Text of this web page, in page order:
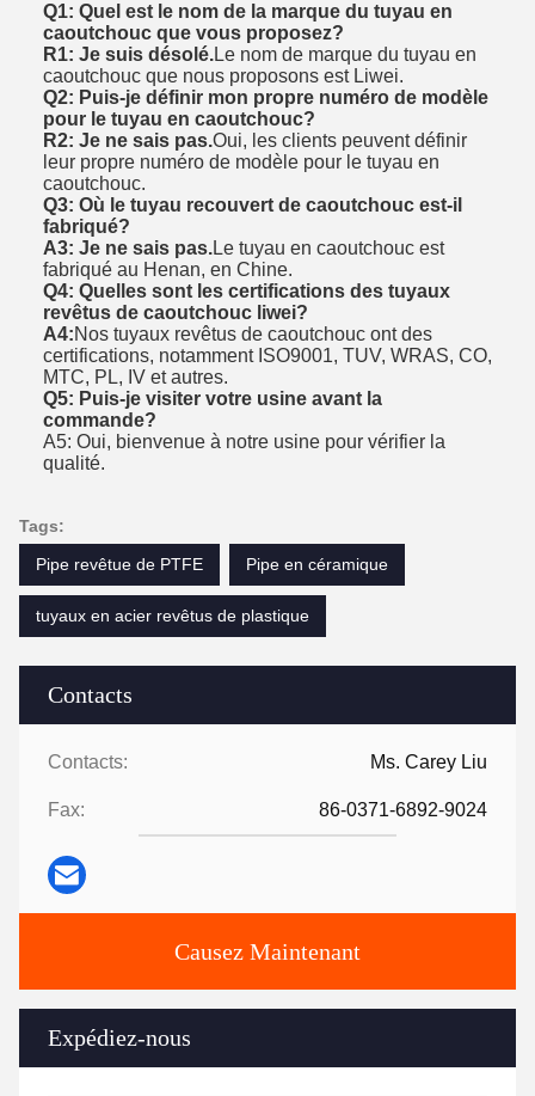
Contacts
Contacts: Ms. Carey Liu
Fax: 86-0371-6892-9024
Causez Maintenant
Expédiez-nous
Q1: Quel est le nom de la marque du tuyau en
caoutchouc que vous proposez?
R1: Je suis désolé.Le nom de marque du tuyau en
caoutchouc que nous proposons est Liwei.
Q2: Puis-je définir mon propre numéro de modèle
pour le tuyau en caoutchouc?
R2: Je ne sais pas.Oui, les clients peuvent définir
leur propre numéro de modèle pour le tuyau en
caoutchouc.
Q3: Où le tuyau recouvert de caoutchouc est-il
fabriqué?
A3: Je ne sais pas.Le tuyau en caoutchouc est
fabriqué au Henan, en Chine.
Q4: Quelles sont les certifications des tuyaux
revêtus de caoutchouc liwei?
A4:Nos tuyaux revêtus de caoutchouc ont des
certifications, notamment ISO9001, TUV, WRAS, CO,
MTC, PL, IV et autres.
Q5: Puis-je visiter votre usine avant la
commande?
A5: Oui, bienvenue à notre usine pour vérifier la
qualité.
Tags:
Pipe revêtue de PTFE
Pipe en céramique
tuyaux en acier revêtus de plastique